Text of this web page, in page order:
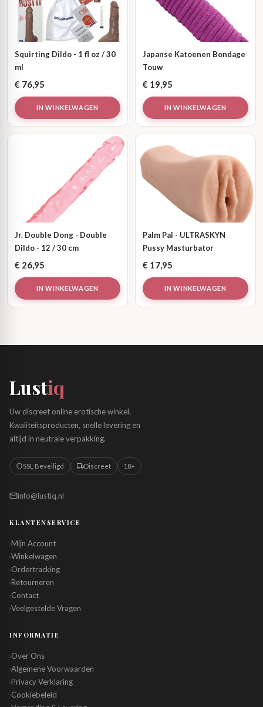
Squirting Dildo - 1 fl oz / 30
ml
€ 76,95
IN WINKELWAGEN
Japanse Katoenen Bondage
Touw
€ 19,95
IN WINKELWAGEN
Jr. Double Dong - Double
Dildo - 12 / 30 cm
€ 26,95
IN WINKELWAGEN
Palm Pal - ULTRASKYN
Pussy Masturbator
€ 17,95
IN WINKELWAGEN
Lustiq
Uw discreet online erotische winkel.
Kwaliteitsproducten, snelle levering en
altijd in neutrale verpakking.
SSL Beveiligd Discreet 18+
info@lustiq.nl
KLANTENSERVICE
›Mijn Account
›Winkelwagen
›Ordertracking
›Retourneren
›Contact
›Veelgestelde Vragen
INFORMATIE
›Over Ons
›Algemene Voorwaarden
›Privacy Verklaring
›Cookiebeleid